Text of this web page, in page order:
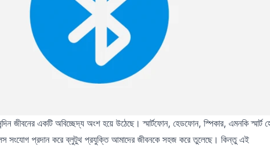
জীবনের একটি অবিচ্ছেদ্য অংশ হয়ে উঠেছে। স্মার্টফোন, হেডফোন, স্পিকার, এমনকি স্মার্ট
সংযোগ প্রদান করে ব্লুটুথ প্রযুক্তি আমাদের জীবনকে সহজ করে তুলেছে। কিন্তু এই